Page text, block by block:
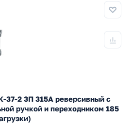
37-2 3П 315А реверсивный с
ручкой и переходником 185